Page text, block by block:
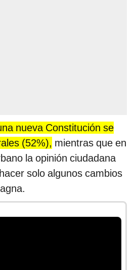
nueva Constitución se
(52%), mientras que en
la opinión ciudadana
solo algunos cambios